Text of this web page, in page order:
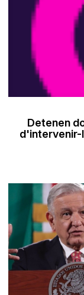
Detenen
d'intervenir-